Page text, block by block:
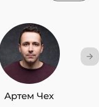
Артем Чех